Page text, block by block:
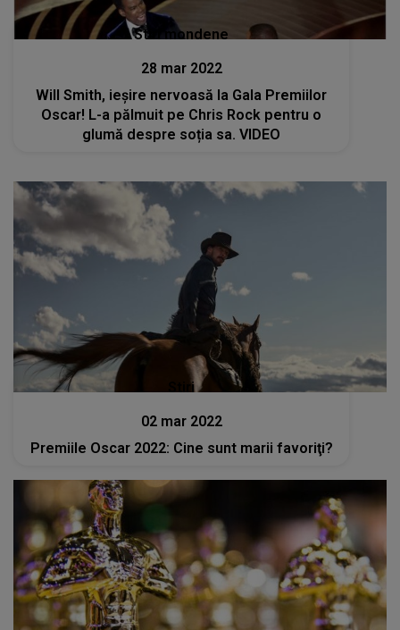
Stiri mondene
28 mar 2022
Will Smith, ieșire nervoasă la Gala Premiilor
Oscar! L-a pălmuit pe Chris Rock pentru o
glumă despre soția sa. VIDEO
Stiri
02 mar 2022
Premiile Oscar 2022: Cine sunt marii favoriţi?